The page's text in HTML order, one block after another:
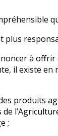
plus
à offrir
il existe en
produits
;